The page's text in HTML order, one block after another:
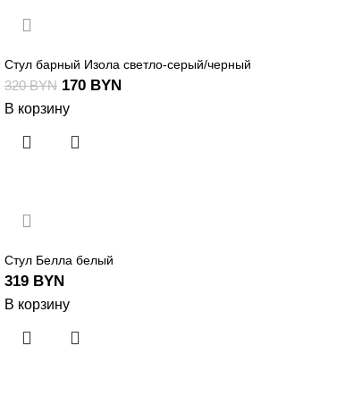
Стул барный Изола светло-серый/черный
320BYN 170 BYN
В корзину
Стул Белла белый
319 BYN
В корзину